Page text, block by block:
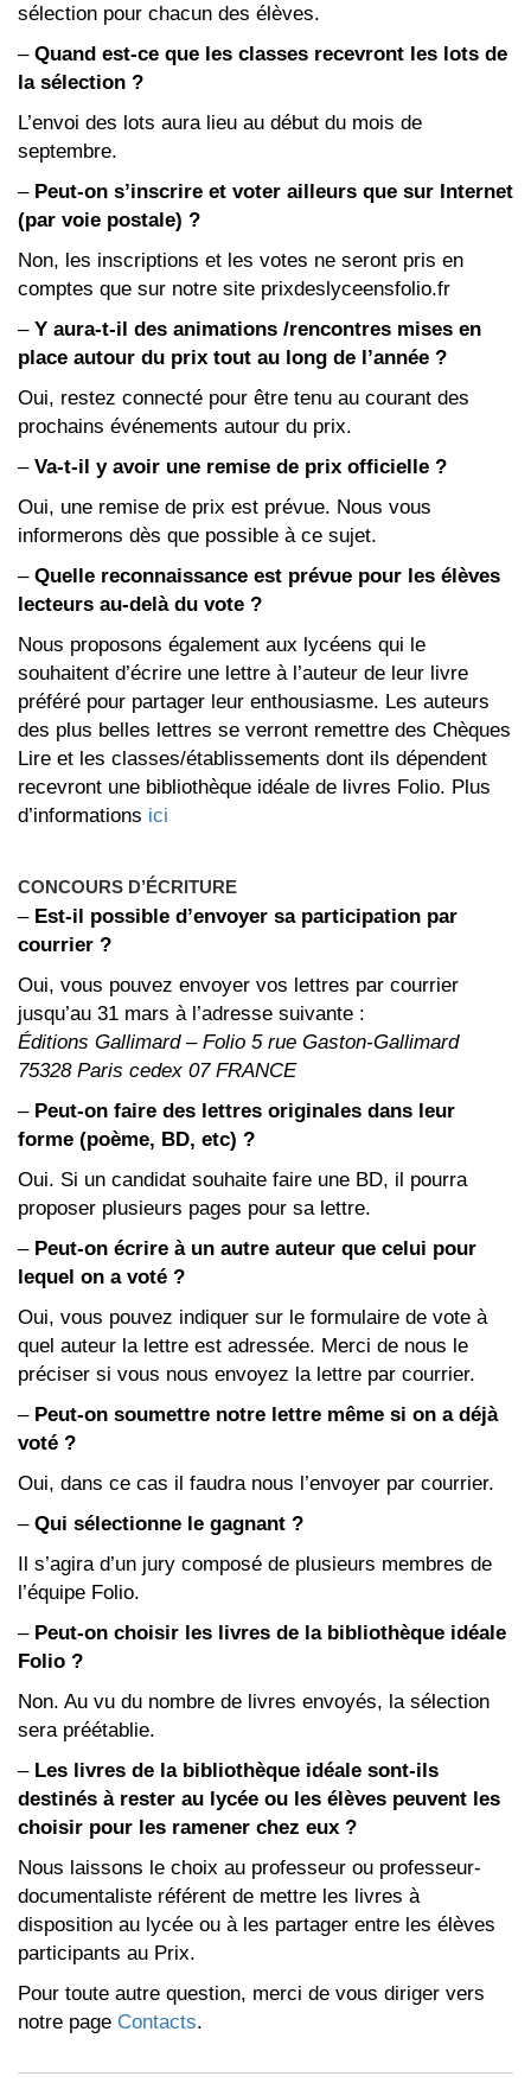
sélection pour chacun des élèves.
– Quand est-ce que les classes recevront les lots de
la sélection ?
L’envoi des lots aura lieu au début du mois de
septembre.
– Peut-on s’inscrire et voter ailleurs que sur Internet
(par voie postale) ?
Non, les inscriptions et les votes ne seront pris en
comptes que sur notre site prixdeslyceensfolio.fr
–Y aura-t-il des animations /rencontres mises en
place autour du prix tout au long de l’année ?
Oui, restez connecté pour être tenu au courant des
prochains événements autour du prix.
– Va-t-il y avoir une remise de prix officielle ?
Oui, une remise de prix est prévue. Nous vous
informerons dès que possible à ce sujet.
– Quelle reconnaissance est prévue pour les élèves
lecteurs au-delà du vote ?
Nous proposons également aux lycéens qui le
souhaitent d’écrire une lettre à l’auteur de leur livre
préféré pour partager leur enthousiasme. Les auteurs
des plus belles lettres se verront remettre des Chèques
Lire et les classes/établissements dont ils dépendent
recevront une bibliothèque idéale de livres Folio. Plus
d’informations ici
CONCOURS D’ÉCRITURE
– Est-il possible d’envoyer sa participation par
courrier ?
Oui, vous pouvez envoyer vos lettres par courrier
jusqu’au 31 mars à l’adresse suivante :
Éditions Gallimard – Folio 5 rue Gaston-Gallimard
75328 Paris cedex 07 FRANCE
– Peut-on faire des lettres originales dans leur
forme (poème, BD, etc) ?
Oui. Si un candidat souhaite faire une BD, il pourra
proposer plusieurs pages pour sa lettre.
– Peut-on écrire à un autre auteur que celui pour
lequel on a voté ?
Oui, vous pouvez indiquer sur le formulaire de vote à
quel auteur la lettre est adressée. Merci de nous le
préciser si vous nous envoyez la lettre par courrier.
– Peut-on soumettre notre lettre même si on a déjà
voté ?
Oui, dans ce cas il faudra nous l’envoyer par courrier.
– Qui sélectionne le gagnant ?
Il s’agira d’un jury composé de plusieurs membres de
l’équipe Folio.
– Peut-on choisir les livres de la bibliothèque idéale
Folio ?
Non. Au vu du nombre de livres envoyés, la sélection
sera préétablie.
–Les livres de la bibliothèque idéale sont-ils
destinés à rester au lycée ou les élèves peuvent les
choisir pour les ramener chez eux ?
Nous laissons le choix au professeur ou professeur-
documentaliste référent de mettre les livres à
disposition au lycée ou à les partager entre les élèves
participants au Prix.
Pour toute autre question, merci de vous diriger vers
notre page Contacts.